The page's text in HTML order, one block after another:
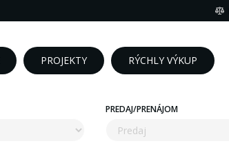
PROJEKTY RÝCHLY VÝKUP
PREDAJ/PRENÁJOM